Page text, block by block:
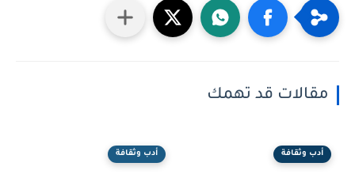
مقالات قد تهمك
أدب وثقافة أدب وثقافة